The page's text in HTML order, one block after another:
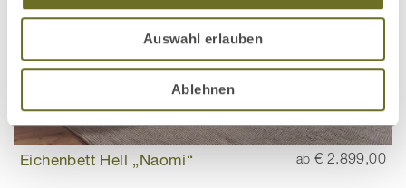
Auswahl erlauben
Ablehnen
Eichenbett Hell „Naomi“ ab € 2.899,00